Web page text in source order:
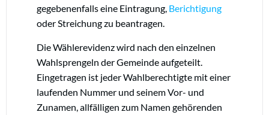
gegebenenfalls eine Eintragung, Berichtigung
oder Streichung zu beantragen.
Die Wählerevidenz wird nach den einzelnen
Wahlsprengeln der Gemeinde aufgeteilt.
Eingetragen ist jeder Wahlberechtigte mit einer
laufenden Nummer und seinem Vor- und
Zunamen, allfälligen zum Namen gehörenden